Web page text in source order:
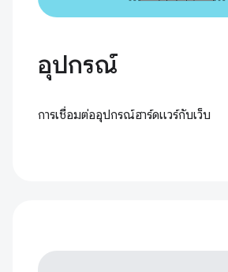
อุปกรณ์
การเชื่อมต่ออุปกรณ์ฮาร์ดแวร์กับเว็บ